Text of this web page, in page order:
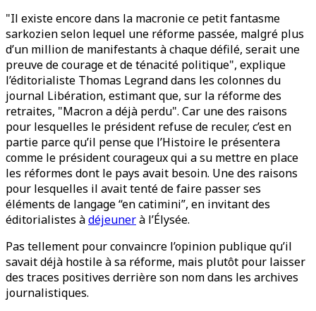
"Il existe encore dans la macronie ce petit fantasme
sarkozien selon lequel une réforme passée, malgré plus
d’un million de manifestants à chaque défilé, serait une
preuve de courage et de ténacité politique", explique
l’éditorialiste Thomas Legrand dans les colonnes du
journal Libération, estimant que, sur la réforme des
retraites, "Macron a déjà perdu". Car une des raisons
pour lesquelles le président refuse de reculer, c’est en
partie parce qu’il pense que l’Histoire le présentera
comme le président courageux qui a su mettre en place
les réformes dont le pays avait besoin. Une des raisons
pour lesquelles il avait tenté de faire passer ses
éléments de langage “en catimini”, en invitant des
éditorialistes àdéjeunerà l’Élysée.
Pas tellement pour convaincre l’opinion publique qu’il
savait déjà hostile à sa réforme, mais plutôt pour laisser
des traces positives derrière son nom dans les archives
journalistiques.